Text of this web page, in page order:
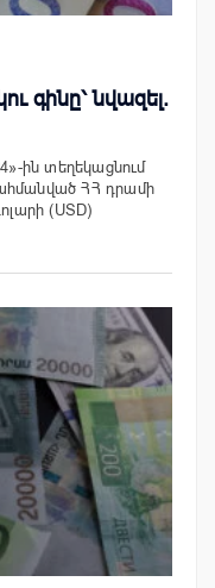
գինը՝ նվազել.
ին տեղեկացնում
ՀՀ դրամի
(USD)